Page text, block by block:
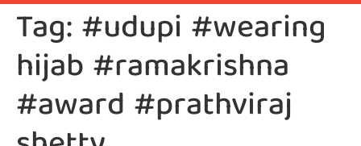
Tag:#udupi #wearing
hijab #ramakrishna
#award #prathviraj